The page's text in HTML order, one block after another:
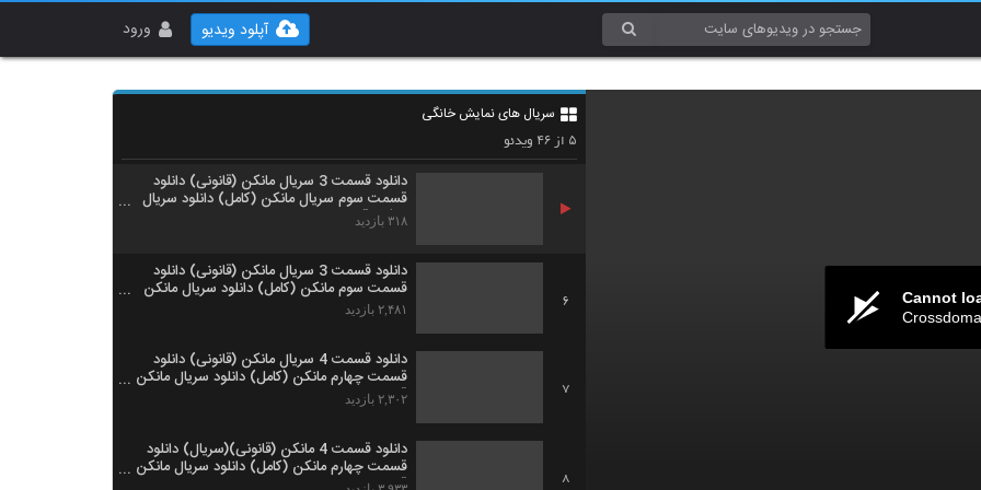
ورود آپلود ویدیو
Cannot
سریال های نمایش خانگی
۵ از ۴۶ ویدئو
قسمت سوم سریال مانکن (کامل)دانلود سریال
4
دانلود قسمت 3 سریال مانکن (قانونی) دانلود
دانلود قسمت 3 سریال مانکن (قانونی) دانلود
قسمت سوم سریال مانکن (کامل) دانلود سریال
مانکن قسمت 3 سوم.
۳۱۸ بازدید
6
دانلود قسمت 3 سریال مانکن (قانونی) دانلود
قسمت سوم مانکن (کامل) دانلود سریال مانکن
قسمت 3 سوم
۲,۴۸۱ بازدید
7
دانلود قسمت 4 سریال مانکن (قانونی) دانلود
قسمت چهارم مانکن (کامل) دانلود سریال مانکن
قسمت 4 چهارم
۲,۳۰۲ بازدید
8
دانلود قسمت 4 مانکن (قانونی)(سریال) دانلود
قسمت چهارم مانکن (کامل) دانلود سریال مانکن
قسمت 4